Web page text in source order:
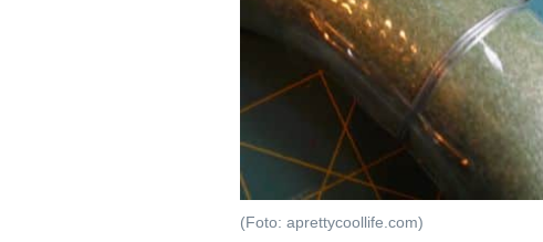
(Foto: aprettycoollife.com)